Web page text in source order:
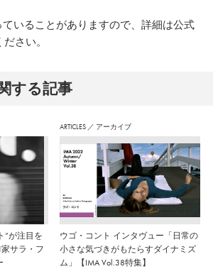
いることがありますので、詳細は公式
さい。
する記事
”が注目を
サラ・フ
ARTICLES ／ アーカイブ
ウゴ・コント インタヴュー「日常の
小さな気づきがもたらすダイナミズ
ム」【IMA Vol.38特集】